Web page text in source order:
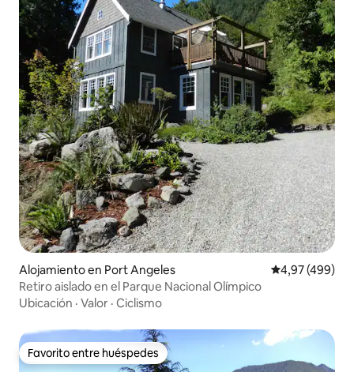
Alojamiento en Port Angeles Calificación
4,97 (499)
Retiro aislado en el Parque Nacional Olímpico
Ubicación · Valor · Ciclismo
Favorito entre huéspedes
Favorito entre huéspedes